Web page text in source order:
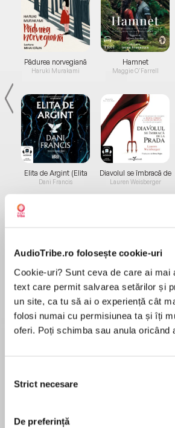
AudioTribe.ro folosește cookie-uri
Cookie-uri? Sunt ceva de care ai mai
text care permit salvarea setărilor și
un site, ca tu să ai o experiență cât
folosi numai cu permisiunea ta și îți
oferi. Poți schimba sau anula oricând
consimțământului
Strict necesare
De preferință
Pădurea norvegiană
Haruki Murakami
Elita de Argint (Elita
de...
Dani Francis
Hamnet
Maggie O'Farrell
Diavolul se îmbracă de
la...
Lauren Weisberger
Despre carte
The Professors' Guide to
in College is the first book to
secrets about how professors
book offers high-value,
to succeed at each of the five
entertaining, and easy-to-follow,
excellent grades in college.
Dr. Lynn F. Jacobs is associate